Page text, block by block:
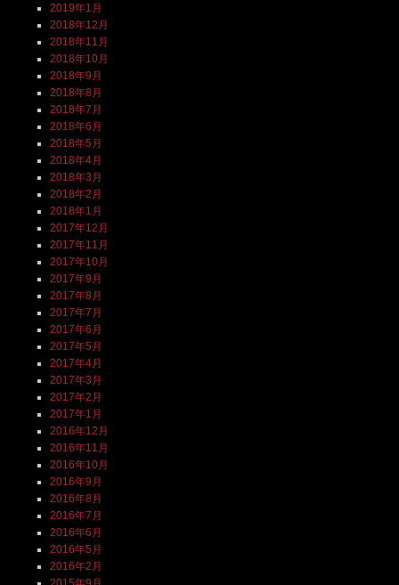
2019年1月
2018年12月
2018年11月
2018年10月
2018年9月
2018年8月
2018年7月
2018年6月
2018年5月
2018年4月
2018年3月
2018年2月
2018年1月
2017年12月
2017年11月
2017年10月
2017年9月
2017年8月
2017年7月
2017年6月
2017年5月
2017年4月
2017年3月
2017年2月
2017年1月
2016年12月
2016年11月
2016年10月
2016年9月
2016年8月
2016年7月
2016年6月
2016年5月
2016年2月